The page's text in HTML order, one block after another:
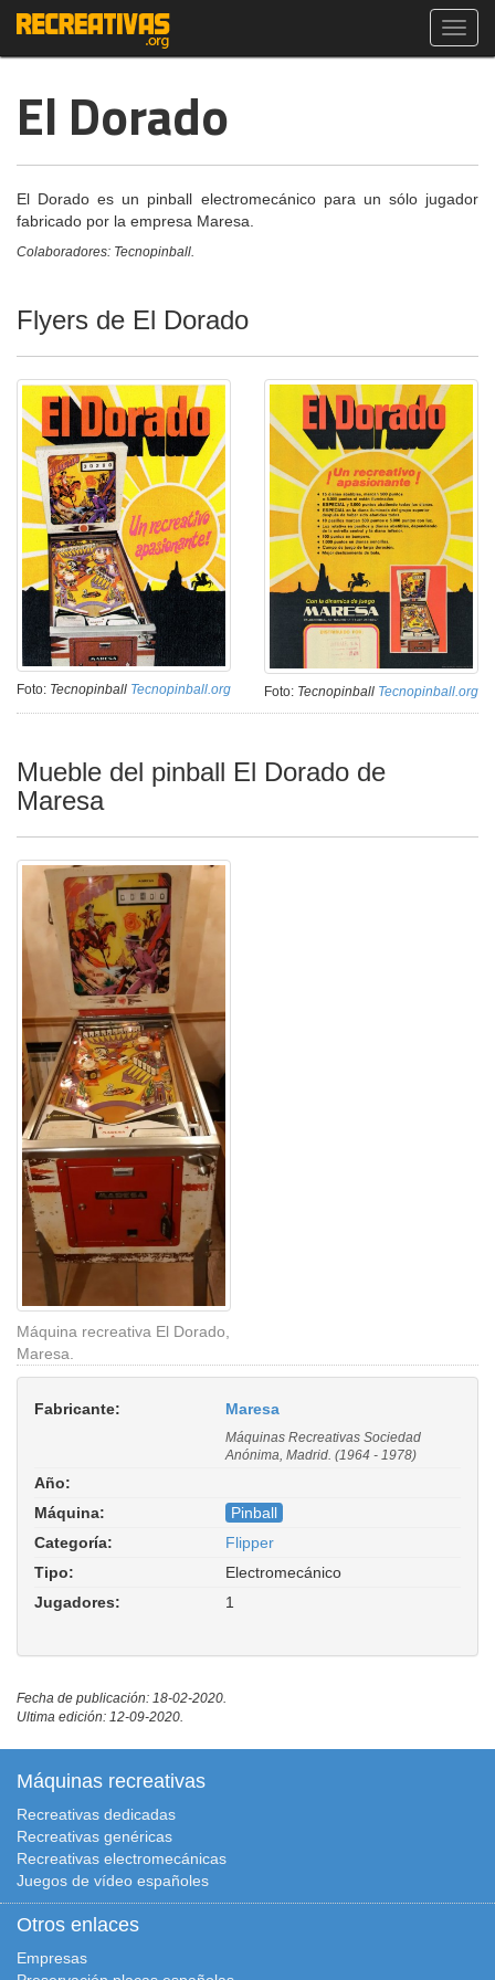
El Dorado
El Dorado es un pinball electromecánico para un sólo jugador
fabricado por la empresa Maresa.
Colaboradores: Tecnopinball.
Flyers de El Dorado
Foto: Tecnopinball Tecnopinball.org Foto: Tecnopinball Tecnopinball.org
Mueble del pinball El Dorado de
Maresa
Máquina recreativa El Dorado,
Maresa.
Fabricante: Maresa
Máquinas Recreativas Sociedad
Anónima, Madrid. (1964 - 1978)
Año:
Máquina:
Pinball
Categoría:
Flipper
Tipo:
Electromecánico
Jugadores:
1
Fecha de publicación: 18-02-2020.
Ultima edición: 12-09-2020.
Máquinas recreativas
Recreativas dedicadas
Recreativas genéricas
Recreativas electromecánicas
Juegos de vídeo españoles
Otros enlaces
Empresas